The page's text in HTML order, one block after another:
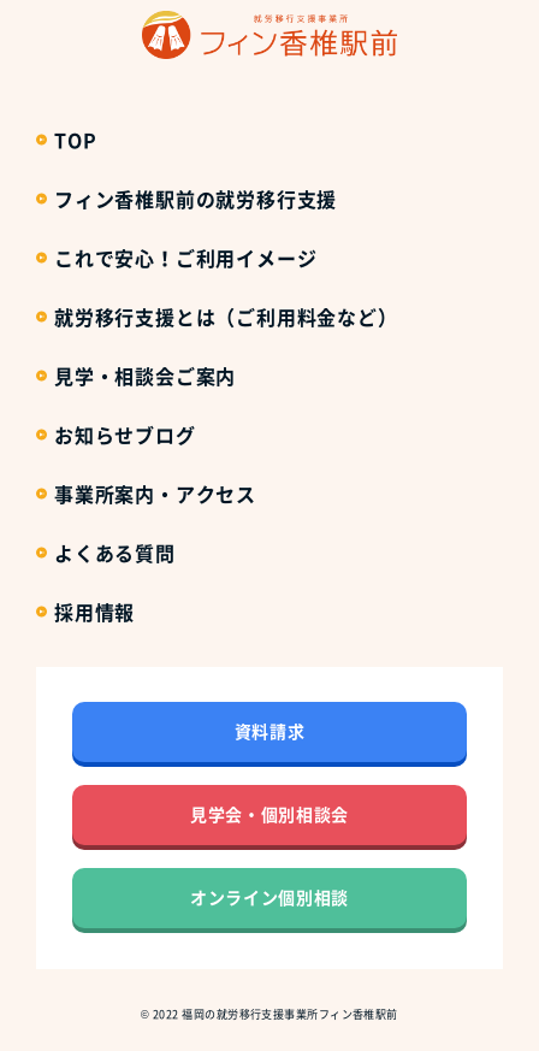
TOP
フィン香椎駅前の就労移行支援
これで安心！ご利用イメージ
就労移行支援とは（ご利用料金など）
見学・相談会ご案内
お知らせブログ
事業所案内・アクセス
よくある質問
採用情報
資料請求
見学会・個別相談会
オンライン個別相談
© 2022福岡の就労移行支援事業所フィン香椎駅前